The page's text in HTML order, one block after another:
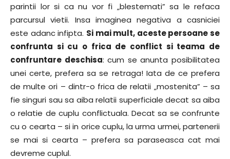
parintii lor si ca nu vor fi „blestemati” sa le refaca
parcursul vietii. Insa imaginea negativa a casniciei
este adanc infipta. Si mai mult, aceste persoane se
confrunta si cu o frica de conflict si teama de
confruntare deschisa: cum se anunta posibilitatea
unei certe, prefera sa se retraga! Iata de ce prefera
de multe ori – dintr-o frica de relatii „mostenita” – sa
fie singuri sau sa aiba relatii superficiale decat sa aiba
o relatie de cuplu conflictuala. Decat sa se confrunte
cu o cearta – si in orice cuplu, la urma urmei, partenerii
se mai si cearta – prefera sa paraseasca cat mai
devreme cuplul.